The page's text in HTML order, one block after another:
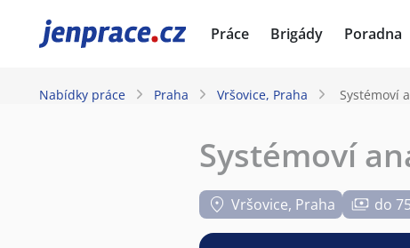
JenPráce.cz Práce Brigády Poradna
Nabídky práce Praha Vršovice, Praha Systémoví
Systémoví
Vršovice, Praha do